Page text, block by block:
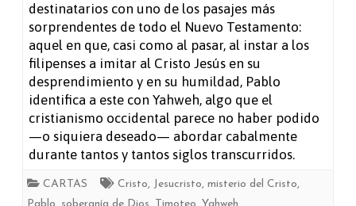
destinatarios con uno de los pasajes más
sorprendentes de todo el Nuevo Testamento:
aquel en que, casi como al pasar, al instar a los
filipenses a imitar al Cristo Jesús en su
desprendimiento y en su humildad, Pablo
identifica a este con Yahweh, algo que el
cristianismo occidental parece no haber podido
—o siquiera deseado— abordar cabalmente
durante tantos y tantos siglos transcurridos.
CARTAS Cristo, Jesucristo, misterio del Cristo,